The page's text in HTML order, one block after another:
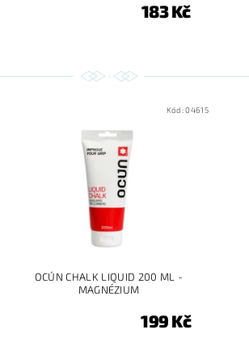
183 Kč
Kód:04615
OCÚN CHALK LIQUID 200 ML -
MAGNÉZIUM
199 Kč